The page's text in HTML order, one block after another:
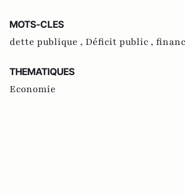
MOTS-CLES
dette publique , Déficit public ,
THEMATIQUES
Economie